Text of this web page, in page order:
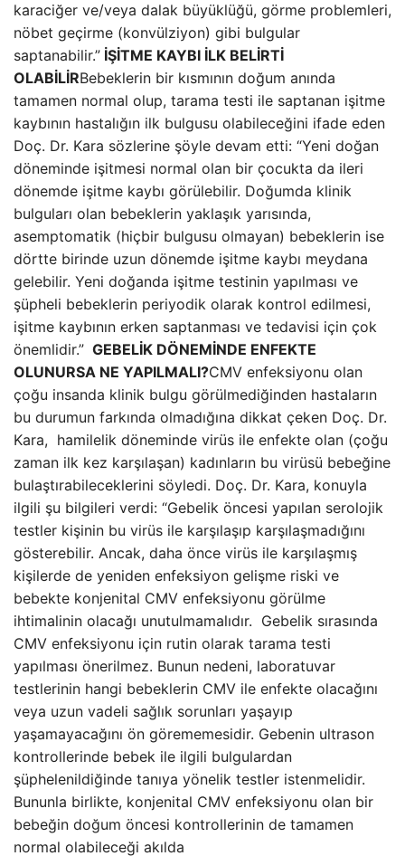
karaciğer ve/veya dalak büyüklüğü, görme problemleri,
nöbet geçirme (konvülziyon) gibi bulgular
saptanabilir.” İŞİTME KAYBI İLK BELİRTİ
OLABİLİRBebeklerin bir kısmının doğum anında
tamamen normal olup, tarama testi ile saptanan işitme
kaybının hastalığın ilk bulgusu olabileceğini ifade eden
Doç. Dr. Kara sözlerine şöyle devam etti: “Yeni doğan
döneminde işitmesi normal olan bir çocukta da ileri
dönemde işitme kaybı görülebilir. Doğumda klinik
bulguları olan bebeklerin yaklaşık yarısında,
asemptomatik (hiçbir bulgusu olmayan) bebeklerin ise
dörtte birinde uzun dönemde işitme kaybı meydana
gelebilir. Yeni doğanda işitme testinin yapılması ve
şüpheli bebeklerin periyodik olarak kontrol edilmesi,
işitme kaybının erken saptanması ve tedavisi için çok
önemlidir.” GEBELİK DÖNEMİNDE ENFEKTE
OLUNURSA NE YAPILMALI?CMV enfeksiyonu olan
çoğu insanda klinik bulgu görülmediğinden hastaların
bu durumun farkında olmadığına dikkat çeken Doç. Dr.
Kara, hamilelik döneminde virüs ile enfekte olan (çoğu
zaman ilk kez karşılaşan) kadınların bu virüsü bebeğine
bulaştırabileceklerini söyledi. Doç. Dr. Kara, konuyla
ilgili şu bilgileri verdi: “Gebelik öncesi yapılan serolojik
testler kişinin bu virüs ile karşılaşıp karşılaşmadığını
gösterebilir. Ancak, daha önce virüs ile karşılaşmış
kişilerde de yeniden enfeksiyon gelişme riski ve
bebekte konjenital CMV enfeksiyonu görülme
ihtimalinin olacağı unutulmamalıdır. Gebelik sırasında
CMV enfeksiyonu için rutin olarak tarama testi
yapılması önerilmez. Bunun nedeni, laboratuvar
testlerinin hangi bebeklerin CMV ile enfekte olacağını
veya uzun vadeli sağlık sorunları yaşayıp
yaşamayacağını ön görememesidir. Gebenin ultrason
kontrollerinde bebek ile ilgili bulgulardan
şüphelenildiğinde tanıya yönelik testler istenmelidir.
Bununla birlikte, konjenital CMV enfeksiyonu olan bir
bebeğin doğum öncesi kontrollerinin de tamamen
normal olabileceği akılda